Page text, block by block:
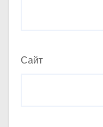
Сайт